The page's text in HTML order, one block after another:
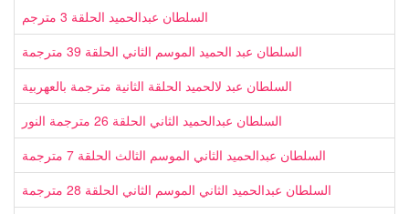
السلطان عبدالحميد الحلقة 3 مترجم
السلطان عبد الحميد الموسم الثاني الحلقة 39 مترجمة
السلطان عبد لالحميد الحلقة الثانية مترجمة بالعهربية
السلطان عبدالحميد الثاني الحلقة 26 مترجمة النور
السلطان عبدالحميد الثاني الموسم الثالث الحلقة 7 مترجمة
السلطان عبدالحميد الثاني الموسم الثاني الحلقة 28 مترجمة